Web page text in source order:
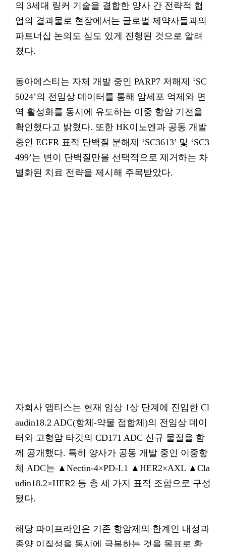
의 3세대 링커 기술을 결합한 양사 간 전략적 협
업의 결과물로 현장에서는 글로벌 제약사들과의
파트너십 논의도 심도 있게 진행된 것으로 알려
졌다.
​동아에스티는 자체 개발 중인 PARP7 저해제 ‘SC
5024’의 전임상 데이터를 통해 암세포 억제와 면
역 활성화를 동시에 유도하는 이중 항암 기전을
확인했다고 밝혔다. 또한 HK이노엔과 공동 개발
중인 EGFR 표적 단백질 분해제 ‘SC3613’ 및 ‘SC3
499’는 변이 단백질만을 선택적으로 제거하는 차
별화된 치료 전략을 제시해 주목받았다.
​자회사 앱티스는 현재 임상 1상 단계에 진입한 Cl
audin18.2 ADC(항체-약물 접합체)의 전임상 데이
터와 고형암 타깃의 CD171 ADC 신규 물질을 함
께 공개했다. 특히 양사가 공동 개발 중인 이중항
체 ADC는 ▲Nectin-4×PD-L1 ▲HER2×AXL ▲Cla
udin18.2×HER2 등 총 세 가지 표적 조합으로 구성
됐다.
해당 파이프라인은 기존 항암제의 한계인 내성과
종양 이질성을 동시에 극복하는 것을 목표로 환